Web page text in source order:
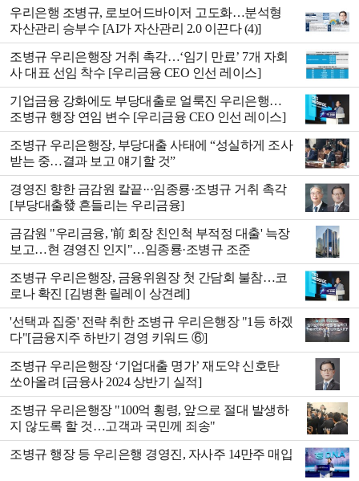
우리은행 조병규, 로보어드바이저 고도화…분석형
자산관리 승부수 [AI가 자산관리 2.0 이끈다 (4)]
조병규 우리은행장 거취 촉각…‘임기 만료’ 7개 자회
사 대표 선임 착수 [우리금융 CEO 인선 레이스]
기업금융 강화에도 부당대출로 얼룩진 우리은행…
조병규 행장 연임 변수 [우리금융 CEO 인선 레이스]
조병규 우리은행장, 부당대출 사태에 “성실하게 조사
받는 중…결과 보고 얘기할 것”
경영진 향한 금감원 칼끝···임종룡·조병규 거취 촉각
[부당대출發 흔들리는 우리금융]
금감원 "우리금융, '前 회장 친인척 부적정 대출' 늑장
보고…현 경영진 인지"…임종룡·조병규 조준
조병규 우리은행장, 금융위원장 첫 간담회 불참…코
로나 확진 [김병환 릴레이 상견례]
'선택과 집중' 전략 취한 조병규 우리은행장 "1등 하겠
다"[금융지주 하반기 경영 키워드 ⑥]
조병규 우리은행장 ‘기업대출 명가’ 재도약 신호탄
쏘아올려 [금융사 2024 상반기 실적]
조병규 우리은행장 "100억 횡령, 앞으로 절대 발생하
지 않도록 할 것…고객과 국민께 죄송"
조병규 행장 등 우리은행 경영진, 자사주 14만주 매입